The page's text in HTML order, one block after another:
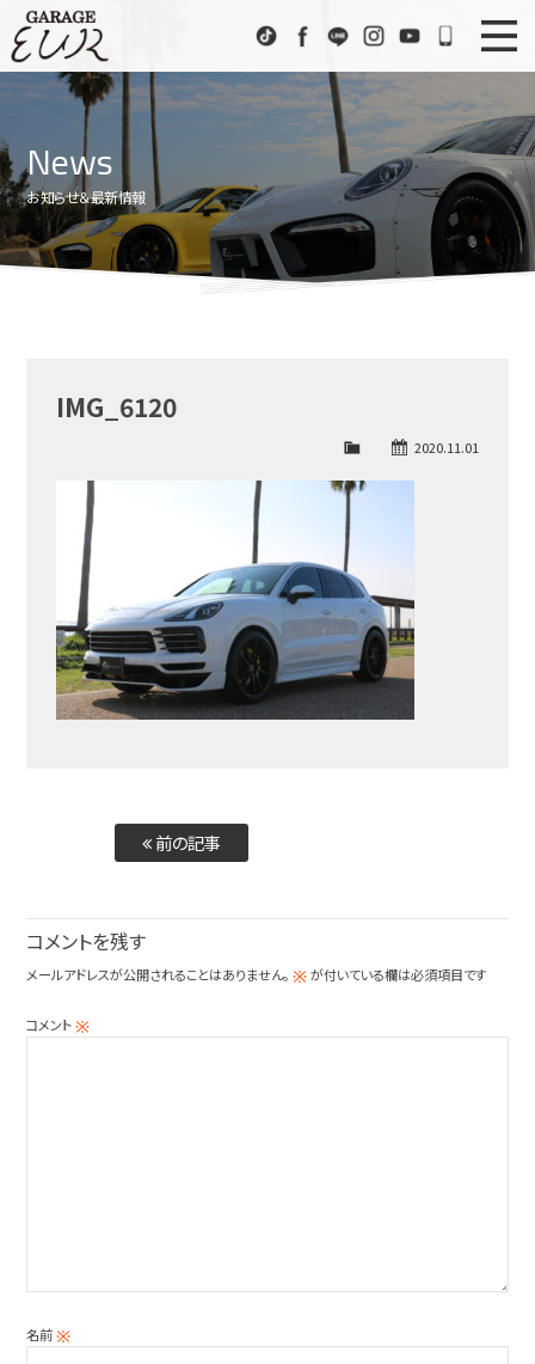
TikTokFacebook
LINE InstagramYoutube072-
ニュース
Stock List
在庫車情報
EUR Sports
EURスポーツ
アクセス
News
お知らせ＆最新情報
IMG_6120
2020.11.01
前の記事
コメントを残す
メールアドレスが公開されることはありません。 ※が付いている欄は必須項目です
コメント※
名前※